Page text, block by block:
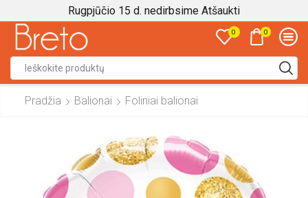
Rugpjūčio 15 d. nedirbsime Atšaukti
0 0
input
Pradžia Balionai Foliniai balionai